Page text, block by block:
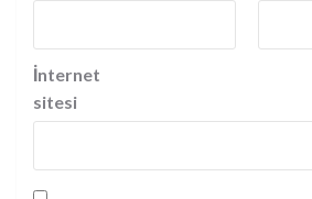
İnternet
sitesi